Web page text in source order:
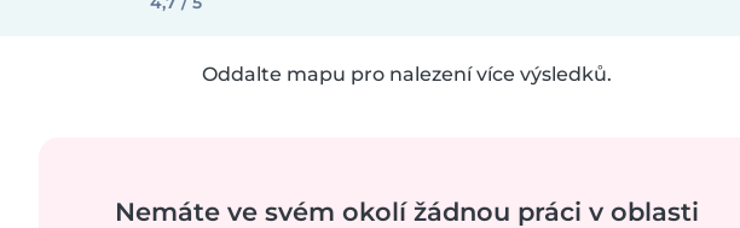
Oddalte mapu pro nalezení více výsledků.
Nemáte ve svém okolí žádnou práci v oblasti